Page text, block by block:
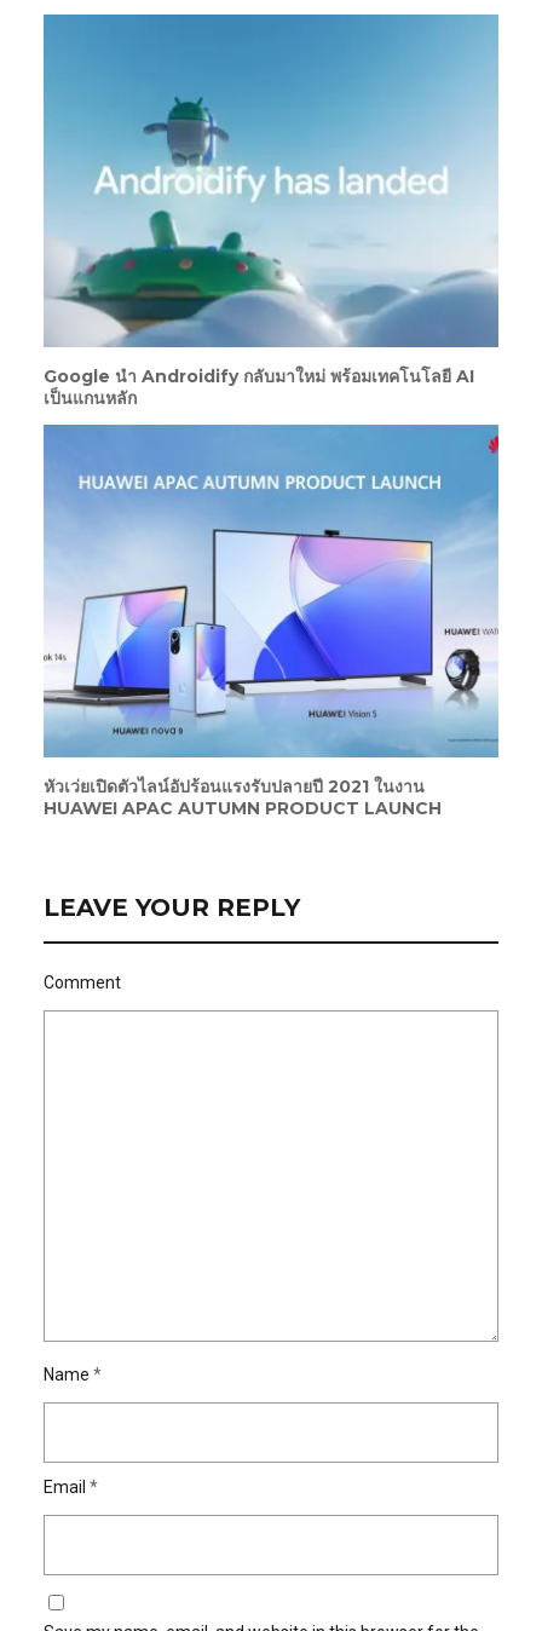
Google นำ Androidify กลับมาใหม่ พร้อมเทคโนโลยี AI
เป็นแกนหลัก
หัวเว่ยเปิดตัวไลน์อัปร้อนแรงรับปลายปี 2021 ในงาน
HUAWEI APAC AUTUMN PRODUCT LAUNCH
LEAVE YOUR REPLY
Comment
Name *
Email *